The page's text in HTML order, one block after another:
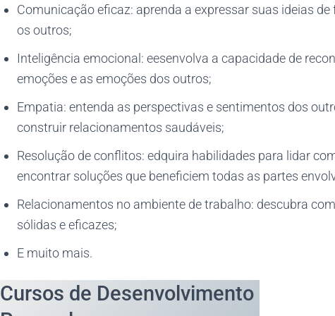
Comunicação eficaz: aprenda a expressar suas ideias
os outros;
Inteligência emocional: eesenvolva a capacidade de
emoções e as emoções dos outros;
Empatia: entenda as perspectivas e sentimentos dos
construir relacionamentos saudáveis;
Resolução de conflitos: edquira habilidades para lidar
encontrar soluções que beneficiem todas as partes
Relacionamentos no ambiente de trabalho: descubra
sólidas e eficazes;
E muito mais.
Cursos de Desenvolvimento